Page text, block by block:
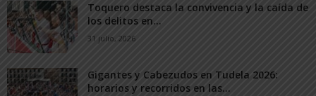
Toquero destaca la convivencia y la caída de
los delitos en...
31 julio, 2026
Gigantes y Cabezudos en Tudela 2026:
horarios y recorridos en las...